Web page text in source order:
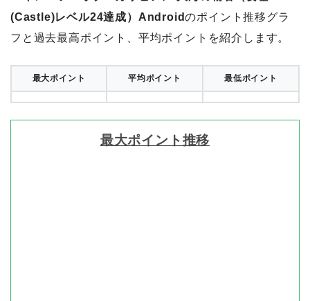
(Castle)レベル24達成）Androidのポイント推移グラ
フと過去最高ポイント、平均ポイントを紹介します。
最大ポイント 平均ポイント 最低ポイント
最大ポイント推移